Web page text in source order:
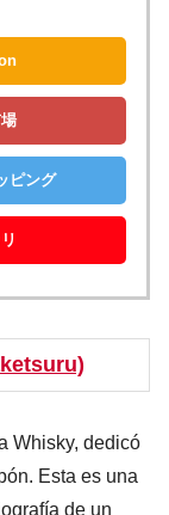
ピング
Whisky, dedicó
Esta es una
de un